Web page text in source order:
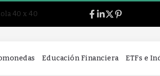
Educación Financiera ETFs e